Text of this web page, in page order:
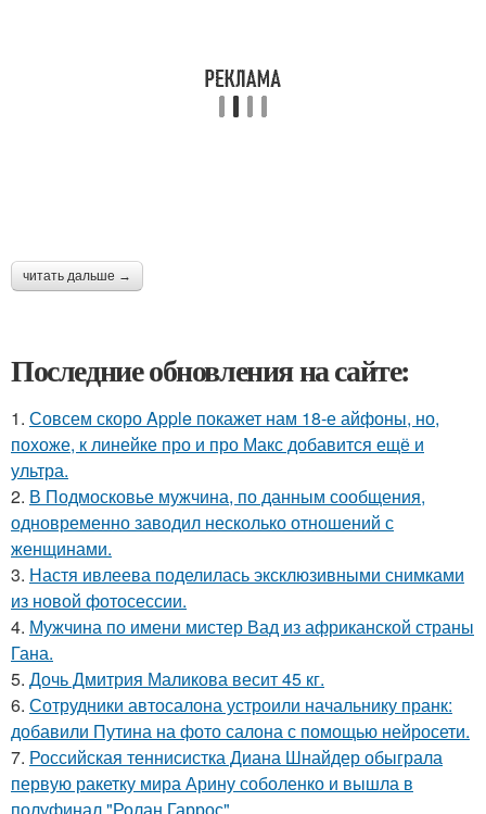
читать дальше →
Последние обновления на сайте:
1. Совсем скоро Apple покажет нам 18-е айфоны, но,
похоже, к линейке про и про Макс добавится ещё и
ультра.
2. В Подмосковье мужчина, по данным сообщения,
одновременно заводил несколько отношений с
женщинами.
3. Настя ивлеева поделилась эксклюзивными снимками
из новой фотосессии.
4. Мужчина по имени мистер Вад из африканской страны
Гана.
5. Дочь Дмитрия Маликова весит 45 кг.
6. Сотрудники автосалона устроили начальнику пранк:
добавили Путина на фото салона с помощью нейросети.
7. Российская теннисистка Диана Шнайдер обыграла
первую ракетку мира Арину соболенко и вышла в
полуфинал "Ролан Гаррос".